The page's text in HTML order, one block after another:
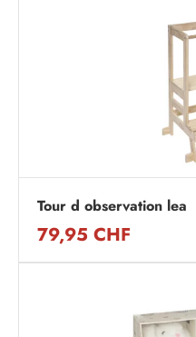
Tour d observation lea
79,95 CHF